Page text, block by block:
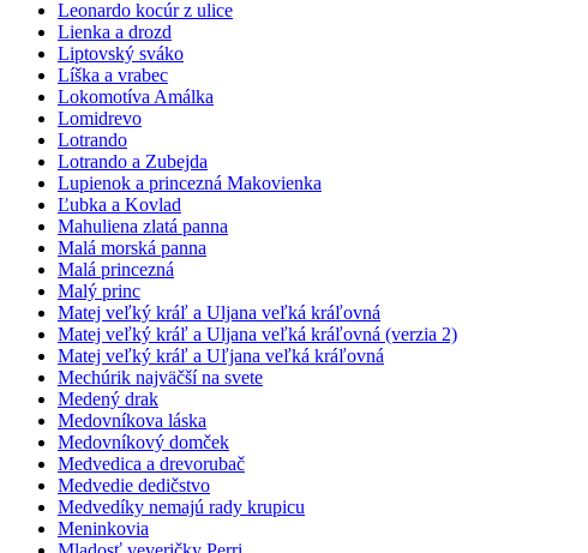
Leonardo kocúr z ulice
Lienka a drozd
Liptovský sváko
Líška a vrabec
Lokomotíva Amálka
Lomidrevo
Lotrando
Lotrando a Zubejda
Lupienok a princezná Makovienka
Ľubka a Kovlad
Mahuliena zlatá panna
Malá morská panna
Malá princezná
Malý princ
Matej veľký kráľ a Uljana veľká kráľovná
Matej veľký kráľ a Uljana veľká kráľovná (verzia 2)
Matej veľký kráľ a Uľjana veľká kráľovná
Mechúrik najväčší na svete
Medený drak
Medovníkova láska
Medovníkový domček
Medvedica a drevorubač
Medvedie dedičstvo
Medvedíky nemajú rady krupicu
Meninkovia